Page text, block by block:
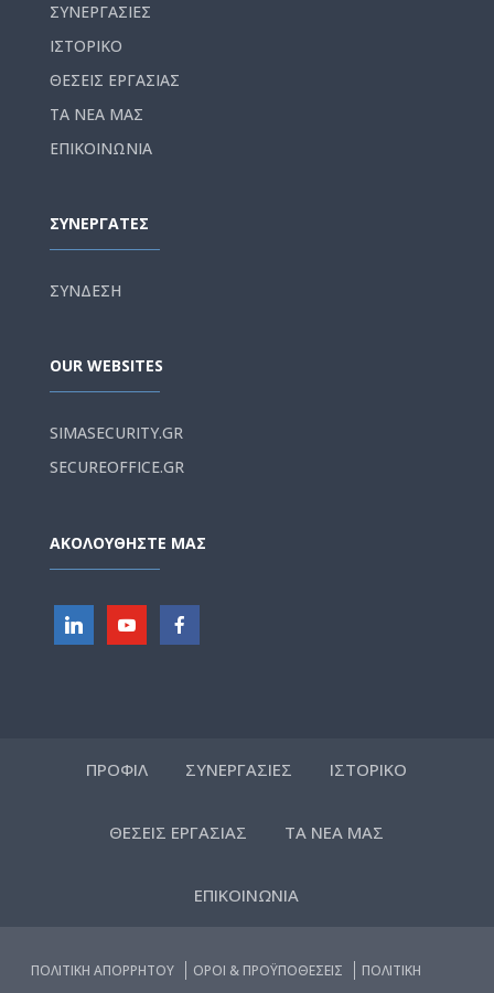
ΣΥΝΕΡΓΑΣΙΕΣ
ΙΣΤΟΡΙΚΟ
ΘΕΣΕΙΣ ΕΡΓΑΣΙΑΣ
ΤΑ ΝΕΑ ΜΑΣ
ΕΠΙΚΟΙΝΩΝΙΑ
ΣΥΝΕΡΓΑΤΕΣ
ΣΥΝΔΕΣΗ
OUR WEBSITES
SIMASECURITY.GR
SECUREOFFICE.GR
ΑΚΟΛΟΥΘΗΣΤΕ ΜΑΣ
ΠΡΟΦΙΛ ΣΥΝΕΡΓΑΣΙΕΣ ΙΣΤΟΡΙΚΟ
ΘΕΣΕΙΣ ΕΡΓΑΣΙΑΣ ΤΑ ΝΕΑ ΜΑΣ
ΕΠΙΚΟΙΝΩΝΙΑ
ΠΟΛΙΤΙΚΗ ΑΠΟΡΡΗΤΟΥ ΟΡΟΙ & ΠΡΟΫΠΟΘΕΣΕΙΣ
ΠΟΛΙΤΙΚΗ